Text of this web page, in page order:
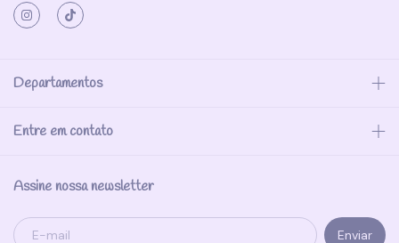
Departamentos
Entre em contato
Assine nossa newsletter